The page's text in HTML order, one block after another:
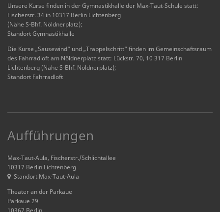
Unsere Kurse finden in der Gymnastikhalle der Max-Taut-Schule statt:
Fischerstr. 34 in 10317 Berlin Lichtenberg
(Nähe S-Bhf. Nöldnerplatz);
Standort Gymnastikhalle
Die Kurse „Sausewind“ und „Trappelschritt“ finden im Gemeinschaftsraum
des Fahrradloft am Nöldnerplatz statt: Lückstr. 70, 10 317 Berlin
Lichtenberg (Nähe S-Bhf. Nöldnerplatz);
Standort Fahrradloft
Aufführungen
Max-Taut-Aula, Fischerstr./Schlichtallee
10317 Berlin Lichtenberg
Standort Max-Taut-Aula
Theater an der Parkaue
Parkaue 29